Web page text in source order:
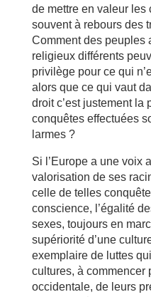
de mettre en valeur les
souvent à rebours des
Comment des peuples
religieux différents
privilège pour ce qui
alors que ce qui vaut
droit c’est justement la
conquêtes effectuées
larmes ?
Si l’Europe a une voix
valorisation de ses
celle de telles
conscience, l’égalité
sexes, toujours en
supériorité d’une
exemplaire de luttes
cultures, à commencer
occidentale, de leurs